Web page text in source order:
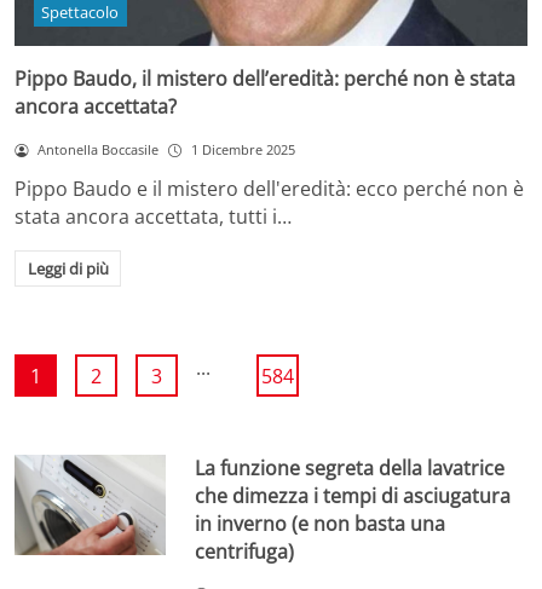
Spettacolo
Pippo Baudo, il mistero dell’eredità: perché non è stata
ancora accettata?
Antonella Boccasile 1 Dicembre 2025
Pippo Baudo e il mistero dell'eredità: ecco perché non è
stata ancora accettata, tutti i…
Leggi di più
1 2 3 ... 584
La funzione segreta della lavatrice
che dimezza i tempi di asciugatura
in inverno (e non basta una
centrifuga)